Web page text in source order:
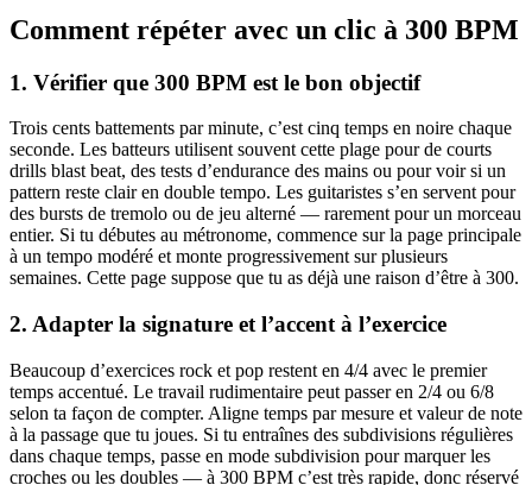
Comment répéter avec un clic à 300 BPM
1. Vérifier que 300 BPM est le bon objectif
Trois cents battements par minute, c’est cinq temps en noire chaque
seconde. Les batteurs utilisent souvent cette plage pour de courts
drills blast beat, des tests d’endurance des mains ou pour voir si un
pattern reste clair en double tempo. Les guitaristes s’en servent pour
des bursts de tremolo ou de jeu alterné — rarement pour un morceau
entier. Si tu débutes au métronome, commence sur la page principale
à un tempo modéré et monte progressivement sur plusieurs
semaines. Cette page suppose que tu as déjà une raison d’être à 300.
2. Adapter la signature et l’accent à l’exercice
Beaucoup d’exercices rock et pop restent en 4/4 avec le premier
temps accentué. Le travail rudimentaire peut passer en 2/4 ou 6/8
selon ta façon de compter. Aligne temps par mesure et valeur de note
à la passage que tu joues. Si tu entraînes des subdivisions régulières
dans chaque temps, passe en mode subdivision pour marquer les
croches ou les doubles — à 300 BPM c’est très rapide, donc réservé